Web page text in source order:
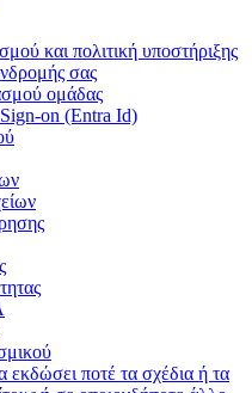
και πολιτική υποστήριξης
σας
ομάδας
on (Entra Id)
ποτέ τα σχέδια ή τα